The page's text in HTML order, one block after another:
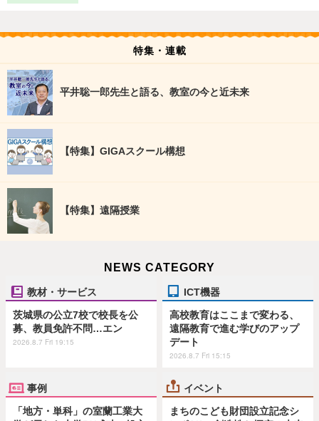
特集・連載
平井聡一郎先生と語る、教室の今と近未来
【特集】GIGAスクール構想
【特集】遠隔授業
NEWS CATEGORY
教材・サービス
茨城県の公立7校で校長を公
募、教員免許不問…エン
2026.8.7 Fri 19:15
ICT機器
高校教育はここまで変わる、
遠隔教育で進む学びのアップ
デート
2026.8.7 Fri 15:15
事例
「地方・単科」の室蘭工業大
イベント
まちのこども財団設立記念シ